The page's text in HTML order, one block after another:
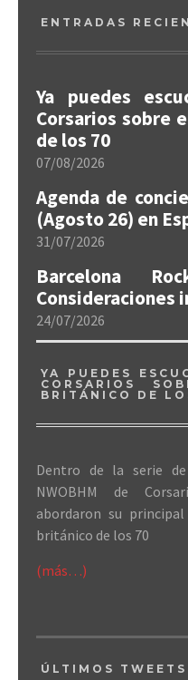
ENTRADAS
Ya puedes
Corsarios sobre
de los 70
07/08/2026
Agenda de
(Agosto 26) en
31/07/2026
Barcelona
Consideraciones
24/07/2026
YA PUEDES
CORSARIOS
BRITÁNICO DE
Dentro de la serie
NWOBHM de
abordaron su
británico de los 70
(más…)
ÚLTIMOS TWEETS